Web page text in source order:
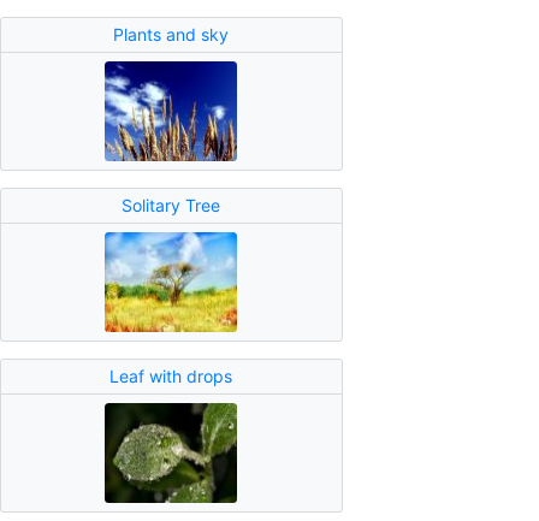
Plants and sky
Solitary Tree
Leaf with drops